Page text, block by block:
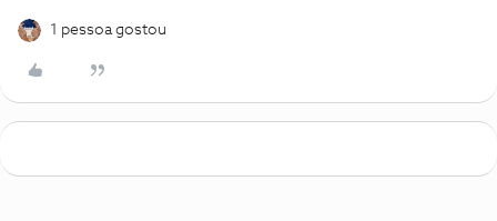
1 pessoa gostou